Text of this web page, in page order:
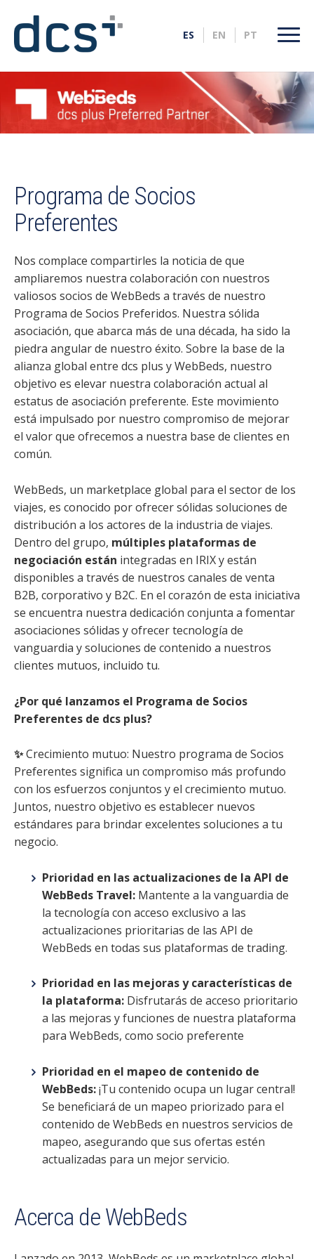
Programa de Socios
Preferentes
Nos complace compartirles la noticia de que
ampliaremos nuestra colaboración con nuestros
valiosos socios de WebBeds a través de nuestro
Programa de Socios Preferidos. Nuestra sólida
asociación, que abarca más de una década, ha sido la
piedra angular de nuestro éxito. Sobre la base de la
alianza global entre dcs plus y WebBeds, nuestro
objetivo es elevar nuestra colaboración actual al
estatus de asociación preferente. Este movimiento
está impulsado por nuestro compromiso de mejorar
el valor que ofrecemos a nuestra base de clientes en
común.
WebBeds, un marketplace global para el sector de los
viajes, es conocido por ofrecer sólidas soluciones de
distribución a los actores de la industria de viajes.
Dentro del grupo, múltiples plataformas de
negociación están integradas en IRIX y están
disponibles a través de nuestros canales de venta
B2B, corporativo y B2C. En el corazón de esta iniciativa
se encuentra nuestra dedicación conjunta a fomentar
asociaciones sólidas y ofrecer tecnología de
vanguardia y soluciones de contenido a nuestros
clientes mutuos, incluido tu.
¿Por qué lanzamos el Programa de Socios
Preferentes de dcs plus?
✨Crecimiento mutuo: Nuestro programa de Socios
Preferentes significa un compromiso más profundo
con los esfuerzos conjuntos y el crecimiento mutuo.
Juntos, nuestro objetivo es establecer nuevos
estándares para brindar excelentes soluciones a tu
negocio.
Prioridad en las actualizaciones de la API de
WebBeds Travel: Mantente a la vanguardia de
la tecnología con acceso exclusivo a las
actualizaciones prioritarias de las API de
WebBeds en todas sus plataformas de trading.
Prioridad en las mejoras y características de
la plataforma: Disfrutarás de acceso prioritario
a las mejoras y funciones de nuestra plataforma
para WebBeds, como socio preferente
Prioridad en el mapeo de contenido de
WebBeds:¡Tu contenido ocupa un lugar central!
Se beneficiará de un mapeo priorizado para el
contenido de WebBeds en nuestros servicios de
mapeo, asegurando que sus ofertas estén
actualizadas para un mejor servicio.
Acerca de WebBeds